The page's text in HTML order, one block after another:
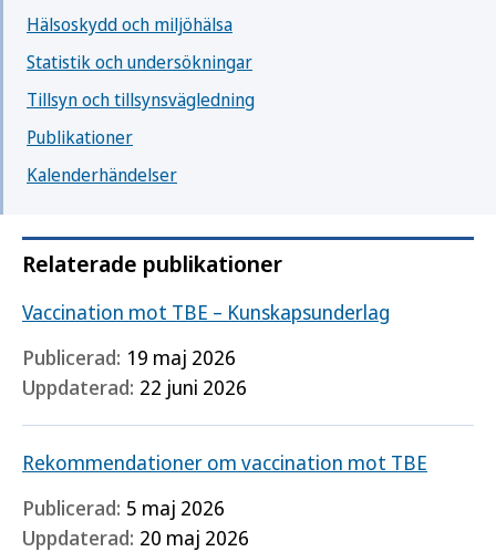
Hälsoskydd och miljöhälsa
Statistik och undersökningar
Tillsyn och tillsynsvägledning
Publikationer
Kalenderhändelser
Relaterade publikationer
Vaccination mot TBE – Kunskapsunderlag
Publicerad: 19 maj 2026
Uppdaterad: 22 juni 2026
Rekommendationer om vaccination mot TBE
Publicerad: 5 maj 2026
Uppdaterad: 20 maj 2026